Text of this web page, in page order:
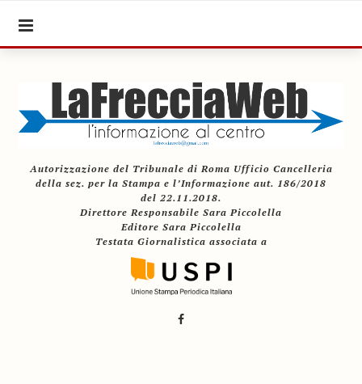
Autorizzazione del Tribunale di Roma Ufficio Cancelleria
della sez. per la Stampa e l’Informazione aut. 186/2018
del 22.11.2018.
Direttore Responsabile Sara Piccolella
Editore Sara Piccolella
Testata Giornalistica associata a